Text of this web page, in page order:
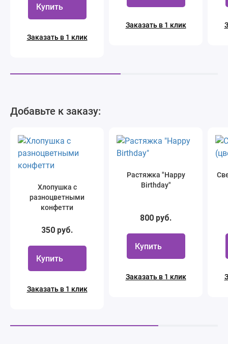
Купить
Заказать в 1 клик
Заказать в 1 клик
Добавьте к заказу:
Хлопушка с
разноцветными
конфетти
350 руб.
Купить
Заказать в 1 клик
Растяжка "Happy
Birthday"
800 руб.
Купить
Заказать в 1 клик